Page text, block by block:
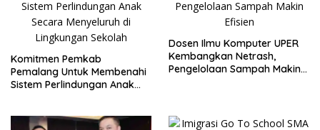
Komitmen Pemkab
Pemalang Untuk Membenahi
Sistem Perlindungan Anak
Dosen Ilmu Komputer UPER
Kembangkan Netrash,
Pengelolaan Sampah Makin